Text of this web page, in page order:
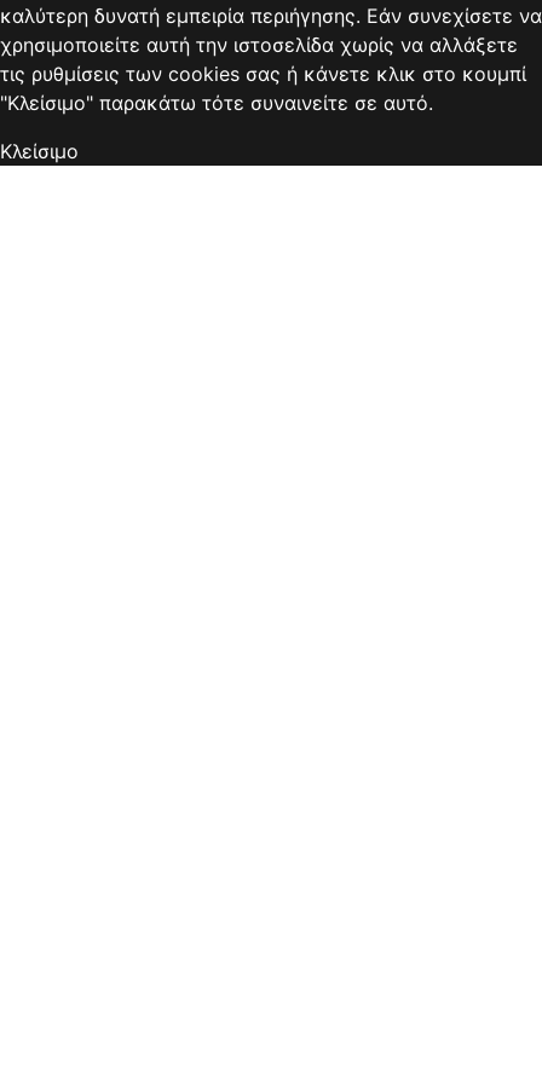
καλύτερη δυνατή εμπειρία περιήγησης. Εάν συνεχίσετε να
χρησιμοποιείτε αυτή την ιστοσελίδα χωρίς να αλλάξετε
τις ρυθμίσεις των cookies σας ή κάνετε κλικ στο κουμπί
"Κλείσιμο" παρακάτω τότε συναινείτε σε αυτό.
Κλείσιμο